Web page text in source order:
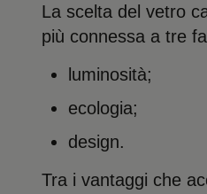
La scelta del vetro
più connessa a tre
luminosità;
ecologia;
design.
Tra i vantaggi che